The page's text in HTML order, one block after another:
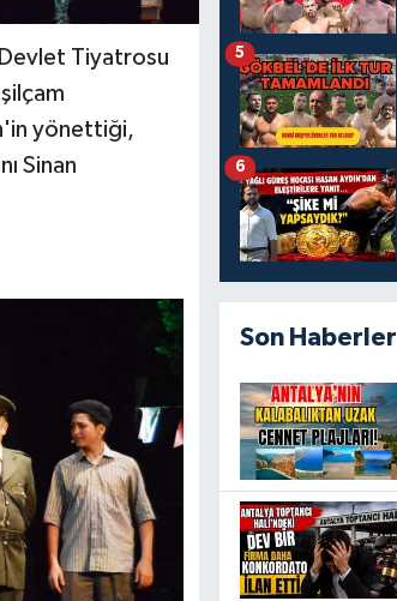
Tiyatrosu
yönettiği,
Sinan
5
6
Son Haberler